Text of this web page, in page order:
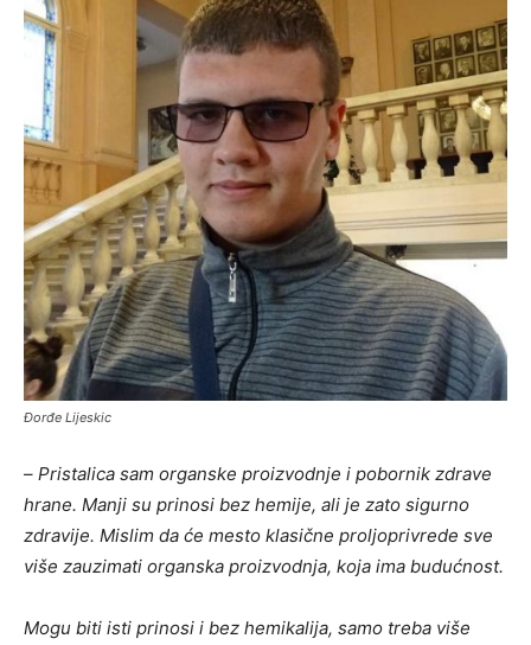
Đorđe Lijeskic
– Pristalica sam organske proizvodnje i pobornik zdrave
hrane. Manji su prinosi bez hemije, ali je zato sigurno
zdravije. Mislim da će mesto klasične proljoprivrede sve
više zauzimati organska proizvodnja, koja ima budućnost.
Mogu biti isti prinosi i bez hemikalija, samo treba više